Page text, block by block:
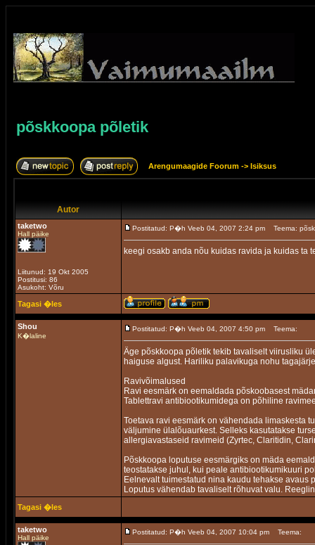
põskkoopa põletik
Arengumaagide Foorum -> Isiksus
Autor
taketwo
Hall päike
Liitunud: 19 Okt 2005
Postitusi: 86
Asukoht: Võru
Postitatud: P�h Veeb 04, 2007 2:24 pm Teema:
keegi osakb anda nõu kuidas ravida ja kuidas ta
Tagasi �les
Shou
K�laline
Postitatud: P�h Veeb 04, 2007 4:50 pm Teema:
Äge põskkoopa põletik tekib tavaliselt viirusliku
haiguse algust. Hariliku palavikuga nohu
Ravivõimalused
Ravi eesmärk on eemaldada põskoobasest
Tablettravi antibiootikumidega on põhiline
Toetava ravi eesmärk on vähendada limaskesta
väljumine ülalõuaurkest. Selleks kasutatakse
allergiavastaseid ravimeid (Zyrtec, Claritidin,
Põskkoopa loputuse eesmärgiks on mäda
teostatakse juhul, kui peale antibiootikumikuuri
Eelnevalt tuimestatud nina kaudu tehakse
Loputus vähendab tavaliselt rõhuvat valu.
Tagasi �les
taketwo
Hall päike
Postitatud: P�h Veeb 04, 2007 10:04 pm Teema: